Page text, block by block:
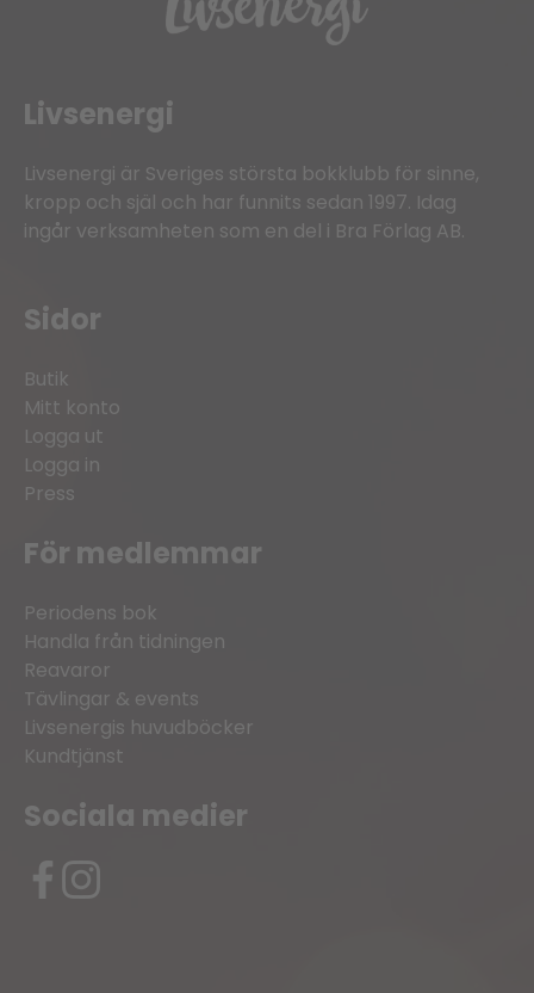
Livsenergi
Livsenergi är Sveriges största bokklubb för sinne,
kropp och själ och har funnits sedan 1997. Idag
ingår verksamheten som en del i Bra Förlag AB.
Sidor
Butik
Mitt konto
Logga ut
Logga in
Press
För medlemmar
Periodens bok
Handla från tidningen
Reavaror
Tävlingar & events
Livsenergis huvudböcker
Kundtjänst
Sociala medier